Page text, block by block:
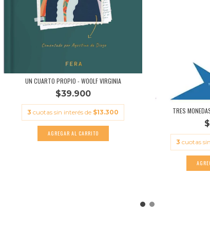
UN CUARTO PROPIO - WOOLF VIRGINIA
$39.900
3 cuotas sin interés de $13.300 TRES
3 cuotas